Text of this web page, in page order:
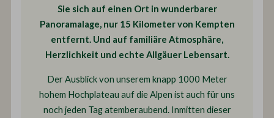
Sie sich auf einen Ort in wunderbarer
Panoramalage, nur 15 Kilometer von Kempten
entfernt. Und auf familiäre Atmosphäre,
Herzlichkeit und echte Allgäuer Lebensart.
Der Ausblick von unserem knapp 1000 Meter
hohem Hochplateau auf die Alpen ist auch für uns
noch jeden Tag atemberaubend. Inmitten dieser